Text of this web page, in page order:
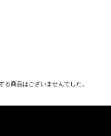
商品はございませんでした。